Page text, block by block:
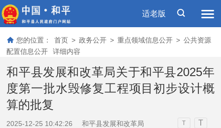
适老版
您的位置： 首页 > 政务公开 > 重点领域信息公开 > 公共资源
配置信息公开
详细内容
和平县发展和改革局关于和平县2025年
度第一批水毁修复工程项目初步设计概
算的批复
2025-12-25 10:42:26 和平县发展和改革局 T T